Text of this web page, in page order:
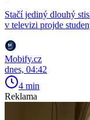
Stačí jediný dlouhý
v televizi projde
Mobify.cz
dnes, 04:42
4 min
Reklama